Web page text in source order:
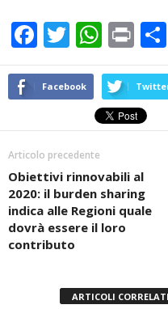
F
a
c
b
o
o
k
T
wi
tt
W
h
at
s
A
p
Pr
in
t
Facebook
Articolo precedente
Obiettivi rinnovabili al
2020: il burden sharing
indica alle Regioni quale
dovrà essere il loro
contributo
ARTICOLI CORRELATI